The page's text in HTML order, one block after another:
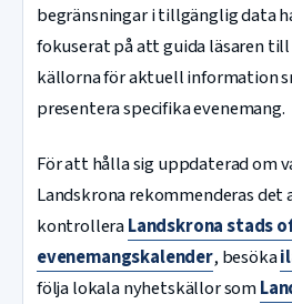
begränsningar i tillgänglig data
fokuserat på att guida läsaren
källorna för aktuell information
presentera specifika evenemang.
För att hålla sig uppdaterad om
Landskrona rekommenderas
kontrolleraLandskrona stads
evenemangskalender, besöka
följa lokala nyhetskällor som